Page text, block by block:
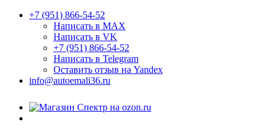
+7 (951) 866-54-52
Написать в MAX
Написать в VK
+7 (951) 866-54-52
Написать в Telegram
Оставить отзыв на Yandex
info@autoemali36.ru